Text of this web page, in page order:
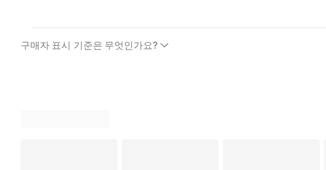
구매자 표시 기준은 무엇인가요?